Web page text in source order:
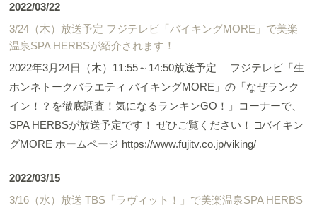
2022/03/22
3/24（木）放送予定 フジテレビ「バイキングMORE」で美楽
温泉SPA HERBSが紹介されます！
2022年3月24日（木）11:55～14:50放送予定 フジテレビ「生
ホンネトークバラエティ バイキングMORE」の「なぜランク
イン！？を徹底調査！気になるランキンGO！」コーナーで、
SPA HERBSが放送予定です！ ぜひご覧ください！ □バイキン
グMORE ホームページ https://www.fujitv.co.jp/viking/
2022/03/15
3/16（水）放送 TBS「ラヴィット！」で美楽温泉SPA HERBS